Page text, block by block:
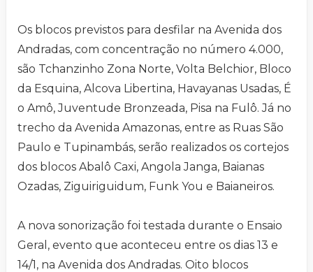
Os blocos previstos para desfilar na Avenida dos
Andradas, com concentração no número 4.000,
são Tchanzinho Zona Norte, Volta Belchior, Bloco
da Esquina, Alcova Libertina, Havayanas Usadas, É
o Amô, Juventude Bronzeada, Pisa na Fulô. Já no
trecho da Avenida Amazonas, entre as Ruas São
Paulo e Tupinambás, serão realizados os cortejos
dos blocos Abalô Caxi, Angola Janga, Baianas
Ozadas, Ziguiriguidum, Funk You e Baianeiros.
A nova sonorização foi testada durante o Ensaio
Geral, evento que aconteceu entre os dias 13 e
14/1, na Avenida dos Andradas. Oito blocos